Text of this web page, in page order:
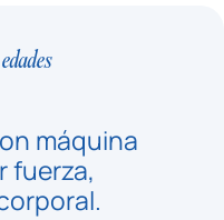
máquina
fuerza,